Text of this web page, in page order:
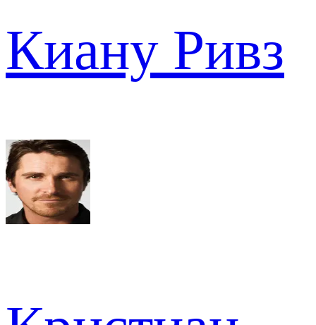
Киану Ривз